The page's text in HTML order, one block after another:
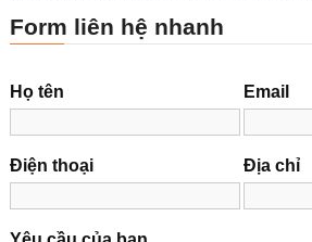
Form liên hệ nhanh
Họ tên Email
Điện thoại Địa chỉ